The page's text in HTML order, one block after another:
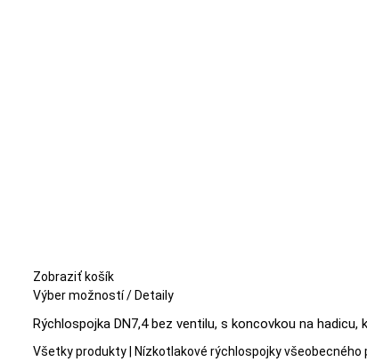
Zobraziť košík
Výber možností Tento
má
viacero
/ Detaily
Rýchlospojka DN7,4 bez ventilu, s koncovkou na hadicu,
Všetky produkty | Nízkotlakové rýchlospojky všeobecného